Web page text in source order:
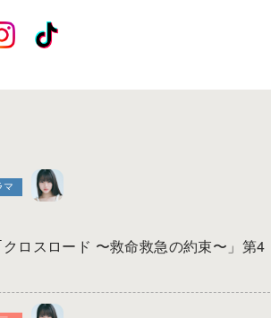
マ
ロスロード 〜救命救急の約束〜」第4